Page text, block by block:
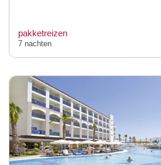
pakketreizen
7 nachten